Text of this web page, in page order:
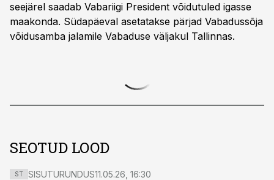
seejärel saadab Vabariigi President võidutuled igasse
maakonda. Südapäeval asetatakse pärjad Vabadussõja
võidusamba jalamile Vabaduse väljakul Tallinnas.
SEOTUD LOOD
ST SISUTURUNDUS11.05.26, 16:30